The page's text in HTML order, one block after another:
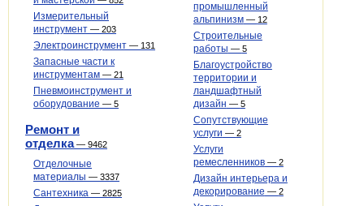
Измерительный
инструмент — 203
Электроинструмент — 131
Запасные части к
инструментам — 21
Пневмоинструмент и
оборудование — 5
Ремонт и
отделка— 9462
Отделочные
материалы — 3337
Сантехника — 2825
промышленный
альпинизм— 12
Строительные
работы — 5
Благоустройство
территории и
ландшафтный
дизайн — 5
Сопутствующие
услуги — 2
Услуги
ремесленников— 2
Дизайн интерьера и
декорирование — 2